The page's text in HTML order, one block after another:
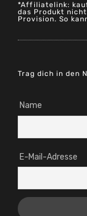
*Affiliatelink:
das Produkt
Provision. So
Trag dich in den
Name
E-Mail-Adresse